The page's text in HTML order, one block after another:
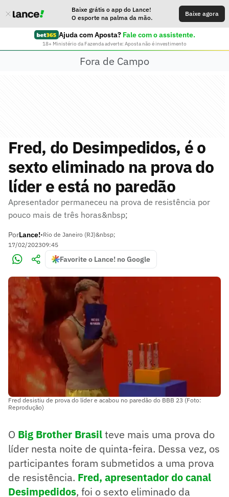
Baixe grátis o app do Lance!
O esporte na palma da mão.
Baixe agora
Ajuda com Aposta? Fale com o assistente.
18+ Ministério da Fazenda adverte: Aposta não é investimento
Fora de Campo
Fred, do Desimpedidos, é o
sexto eliminado na prova do
líder e está no paredão
Apresentador permaneceu na prova de resistência por
pouco mais de três horas&nbsp;
PorLance!•Rio de Janeiro (RJ)&nbsp;
17/02/202309:45
Favorite o Lance! no Google
Fred desistiu de prova do líder e acabou no paredão do BBB 23 (Foto:
Reprodução)
O Big Brother Brasilteve mais uma prova do
líder nesta noite de quinta-feira. Dessa vez, os
participantes foram submetidos a uma prova
de resistência. Fred, apresentador do canal
Desimpedidos, foi o sexto eliminado da